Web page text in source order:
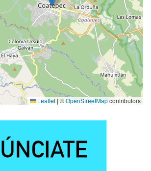
Leaflet | ©OpenStreetMapcontributors